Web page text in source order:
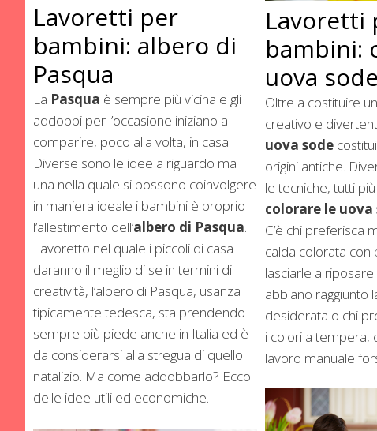
Lavoretti per
bambini: albero di
Pasqua
La Pasqua è sempre più vicina e gli
addobbi per l’occasione iniziano a
comparire, poco alla volta, in casa.
Diverse sono le idee a riguardo ma
una nella quale si possono coinvolgere
in maniera ideale i bambini è proprio
l’allestimento dell’albero di Pasqua.
Lavoretto nel quale i piccoli di casa
daranno il meglio di se in termini di
creatività, l’albero di Pasqua, usanza
tipicamente tedesca, sta prendendo
sempre più piede anche in Italia ed è
da considerarsi alla stregua di quello
natalizio. Ma come addobbarlo? Ecco
delle idee utili ed economiche.
Lavoretti
bambini:
uova sode
Oltre a costituire
creativo e
uova sode
origini antiche.
le tecniche, tutti
colorare le uova
C’è chi preferisca
calda colorata con
lasciarle a
abbiano raggiunto
desiderata o chi
i colori a tempera,
lavoro manuale